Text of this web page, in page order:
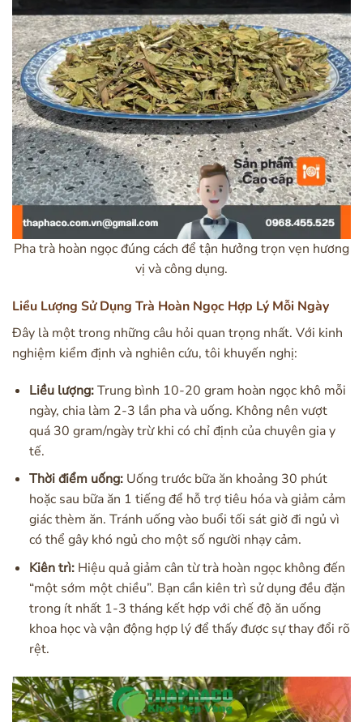
Pha trà hoàn ngọc đúng cách để tận hưởng trọn vẹn hương
vị và công dụng.
Liều Lượng Sử Dụng Trà Hoàn Ngọc Hợp Lý Mỗi Ngày
Đây là một trong những câu hỏi quan trọng nhất. Với kinh
nghiệm kiểm định và nghiên cứu, tôi khuyến nghị:
Liều lượng:Trung bình 10-20 gram hoàn ngọc khô mỗi
ngày, chia làm 2-3 lần pha và uống. Không nên vượt
quá 30 gram/ngày trừ khi có chỉ định của chuyên gia y
tế.
Thời điểm uống:Uống trước bữa ăn khoảng 30 phút
hoặc sau bữa ăn 1 tiếng để hỗ trợ tiêu hóa và giảm cảm
giác thèm ăn. Tránh uống vào buổi tối sát giờ đi ngủ vì
có thể gây khó ngủ cho một số người nhạy cảm.
Kiên trì:Hiệu quả giảm cân từ trà hoàn ngọc không đến
“một sớm một chiều”. Bạn cần kiên trì sử dụng đều đặn
trong ít nhất 1-3 tháng kết hợp với chế độ ăn uống
khoa học và vận động hợp lý để thấy được sự thay đổi rõ
rệt.